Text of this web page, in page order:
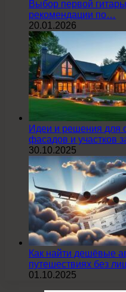
Выбор первой
рекомендации по…
20.01.2026
Идеи и решения для
фасадов и участков
30.10.2025
Как найти дешёвые
путешествиях без
01.10.2025